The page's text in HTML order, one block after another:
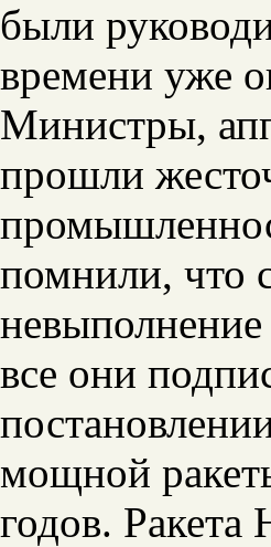
были
времени уже
Министры,
прошли
помнили, что
все они
мощной
годов.